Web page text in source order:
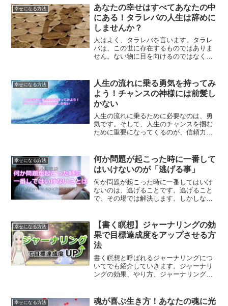
なのです。なかなかメッセージが降りて
こない時の対処法をご紹介します。
幸せになる方法
あなたの幸せはすべてあなたの中
にある！タラレバの人生は辞めに
しませんか？
人はよく、タラレバを言います。タラレ
バは、この世に存在するものではありま
せん。ない物に目を向けるのではなく、
生は幸せな人生になっていくはずです。
幸せになる方法
人生の流れに乗る勇気を持ってみ
よう！チャンスの神様には前髪し
かない
人生の流れに乗るために必要なのは、勇
気です。そして、人生のチャンスを掴む
ために重要になってくるのが、信頼力な
いですか？
幸せになる方法
何か問題が起こった時に一番して
はいけないのが「逃げる事」
何か問題が起こった時に一番してはいけ
ないのは、逃げることです。逃げること
で、その場では解決します。しかしなが
てはいけない逃げることについて、解説
します。
幸せになる方法
【書く瞑想】ジャーナリングの効
果で目標達成度をアップさせる方
法
書く瞑想と呼ばれるジャーナリングにつ
いてでも紹介していきます。ジャーナリ
ングの効果、やり方、ジャーナリングで
幸せになる方法
魂が喜ぶ生き方！あなたの魂に光